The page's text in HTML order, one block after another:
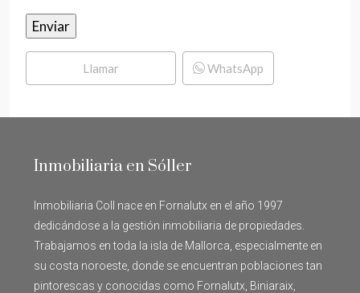
Llamar WhatsApp
Inmobiliaria en Sóller
Inmobiliaria Coll nace en Fornalutx en el año 1997
dedicándose a la gestión inmobiliaria de propiedades.
Trabajamos en toda la isla de Mallorca, especialmente en
su costa noroeste, donde se encuentran poblaciones tan
pintorescas y conocidas como Fornalutx, Biniaraix,